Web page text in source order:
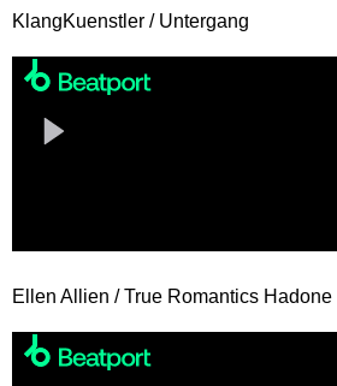
KlangKuenstler / Untergang
Ellen Allien / True Romantics